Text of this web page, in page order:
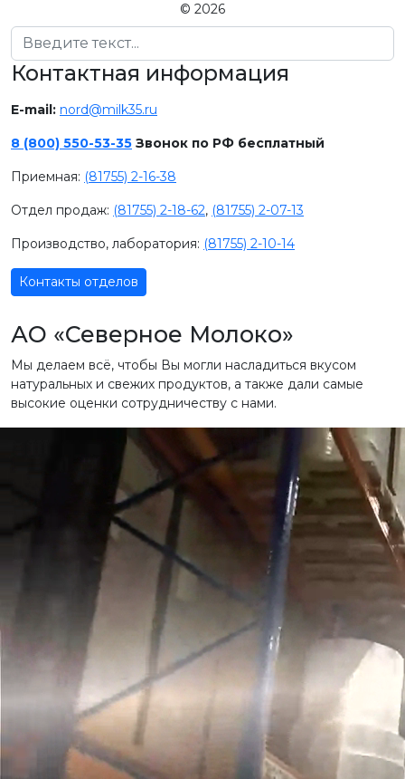
© 2026
Поиск
Контактная информация
E-mail: nord@milk35.ru
8 (800) 550-53-35 Звонок по РФ бесплатный
Приемная: (81755) 2-16-38
Отдел продаж: (81755) 2-18-62, (81755) 2-07-13
Производство, лаборатория: (81755) 2-10-14
Контакты отделов
АО «Северное Молоко»
Мы делаем всё, чтобы Вы могли насладиться вкусом
натуральных и свежих продуктов, а также дали самые
высокие оценки сотрудничеству с нами.